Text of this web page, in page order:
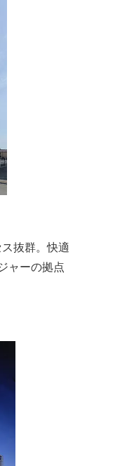
抜群。快適
ャーの拠点